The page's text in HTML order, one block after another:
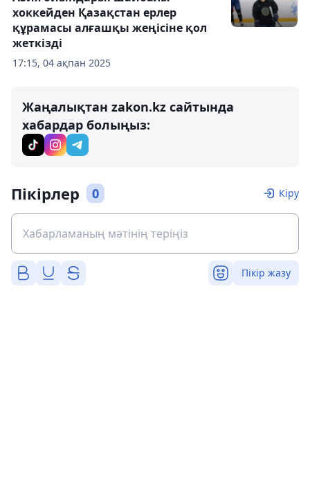
17:15, 04 ақпан 2025
хоккейден Қазақстан ерлер
құрамасы алғашқы жеңісіне қол
жеткізді
Жаңалықтан zakon.kz сайтында
хабардар болыңыз:
Пікірлер 0 Кіру
Пікір жазу